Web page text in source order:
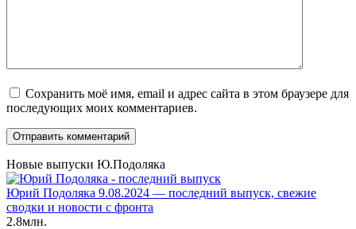
Сохранить моё имя, email и адрес сайта в этом браузере для
последующих моих комментариев.
Новые выпуски Ю.Подоляка
Юрий Подоляка 9.08.2024 — последний выпуск, свежие
сводки и новости с фронта
2.8млн.